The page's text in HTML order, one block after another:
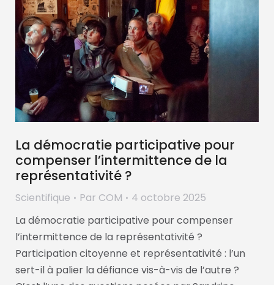
La démocratie participative pour
compenser l’intermittence de la
représentativité ?
Scientifique Par COM
4 octobre 2025
La démocratie participative pour compenser
l’intermittence de la représentativité ?
Participation citoyenne et représentativité : l’un
sert-il à palier la défiance vis-à-vis de l’autre ?